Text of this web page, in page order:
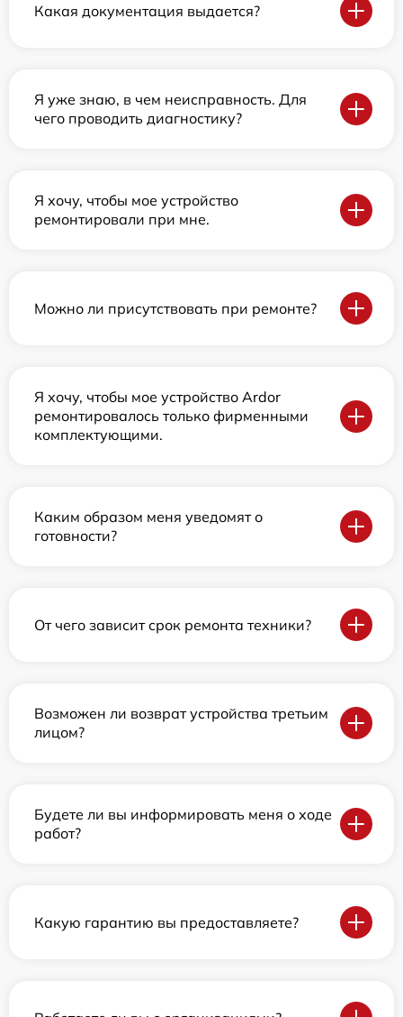
Какая документация выдается?
Я уже знаю, в чем неисправность. Для
чего проводить диагностику?
Я хочу, чтобы мое устройство
ремонтировали при мне.
Можно ли присутствовать при ремонте?
Я хочу, чтобы мое устройство Ardor
ремонтировалось только фирменными
комплектующими.
Каким образом меня уведомят о
готовности?
От чего зависит срок ремонта техники?
Возможен ли возврат устройства третьим
лицом?
Будете ли вы информировать меня о ходе
работ?
Какую гарантию вы предоставляете?